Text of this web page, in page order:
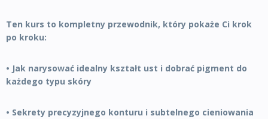
Ten kurs to kompletny przewodnik, który pokaże Ci krok
po kroku:
• Jak narysować idealny kształt ust i dobrać pigment do
każdego typu skóry
• Sekrety precyzyjnego konturu i subtelnego cieniowania